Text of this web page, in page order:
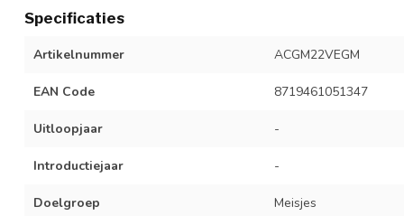
Specificaties
Artikelnummer ACGM22VEGM
EAN Code 8719461051347
Uitloopjaar -
Introductiejaar -
Doelgroep Meisjes